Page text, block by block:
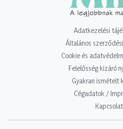
Adatkezelési
Általános
Cookie és
Felelősség kizáró
Gyakran ismételt
Cégadatok /
Kapcsolat